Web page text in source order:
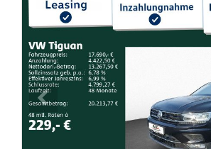
AKTIONEN
KARRIERE